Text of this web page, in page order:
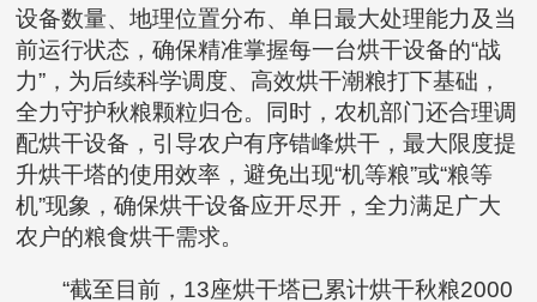
设备数量、地理位置分布、单日最大处理能力及当
前运行状态，确保精准掌握每一台烘干设备的“战
力”，为后续科学调度、高效烘干潮粮打下基础，
全力守护秋粮颗粒归仓。同时，农机部门还合理调
配烘干设备，引导农户有序错峰烘干，最大限度提
升烘干塔的使用效率，避免出现“机等粮”或“粮等
机”现象，确保烘干设备应开尽开，全力满足广大
农户的粮食烘干需求。
“截至目前，13座烘干塔已累计烘干秋粮2000